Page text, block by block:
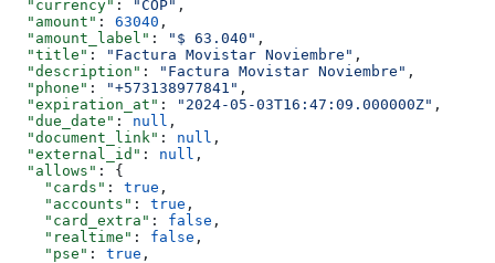
  "currency"
: "COP" ,
  "amount"
: 63040 ,
  "amount_label"
: "$ 63.040" ,
  "title"
: "Factura Movistar Noviembre" ,
  "description"
: "Factura Movistar Noviembre" ,
  "phone"
: "+573138977841" ,
  "expiration_at"
: "2024-05-03T16:47:09.000000Z" ,
  "due_date"
: null ,
  "document_link"
: null ,
  "external_id"
: null ,
  "allows"
: {
    "cards"
: true ,
    "accounts"
: true ,
    "card_extra"
: false ,
    "realtime"
: false ,
    "pse"
: true ,